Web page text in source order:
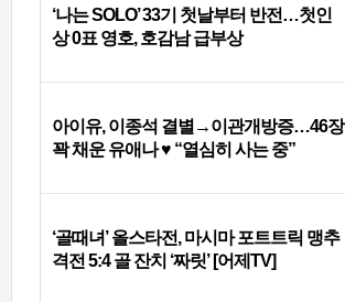
‘나는 SOLO’ 33기 첫날부터 반전…첫인
상 0표 영호, 호감남 급부상
아이유, 이종석 결별→이관개방증…46장
꽉 채운 유애나 ♥ “열심히 사는 중”
‘골때녀’ 올스타전, 마시마 포트트릭 맹추
격전 5:4 골 잔치 ‘짜릿’ [어제TV]